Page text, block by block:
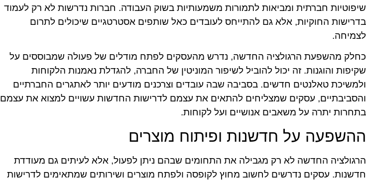
שיפוטיות חברתית ומביאות לתמורות משמעותיות בשוק העבודה. חברות נדרשות לא רק לעמוד
בדרישות החוקיות, אלא גם להתייחס לעובדים כאל שותפים אסטרטגיים שיכולים לתרום
לצמיחה.
כחלק מהשפעת הרגולציה החדשה, נדרש מהעסקים לפתח מודלים של פעולה שמבוססים על
שקיפות והוגנות. זה יכול להוביל לשיפור המוניטין של החברה, להגדלת נאמנות הלקוחות
ולמשיכת טאלנטים חדשים. בסביבה שבה עובדים וצרכנים מודעים יותר לאתגרים החברתיים
והסביבתיים, עסקים שמצליחים להתאים את עצמם לדרישות החדשות עשויים למצוא את עצמם
בתחרות יתרה על משאבים אנושיים ועל לקוחות.
ההשפעה על חדשנות ופיתוח מוצרים
הרגולציה החדשה לא רק מגבילה את התחומים שבהם ניתן לפעול, אלא לעיתים גם מעודדת
חדשנות. עסקים נדרשים לחשוב מחוץ לקופסה ולפתח מוצרים ושירותים שמתאימים לדרישות